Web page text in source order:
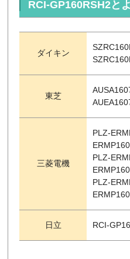
RCI-GP160RSH2と
ダイキン
東芝
三菱電機
PLZ-
PLZ-
PLZ-
日立 RCI-